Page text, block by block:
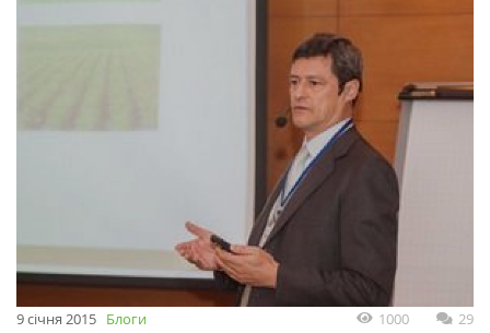
9 січня 2015 Блоги 1000 29